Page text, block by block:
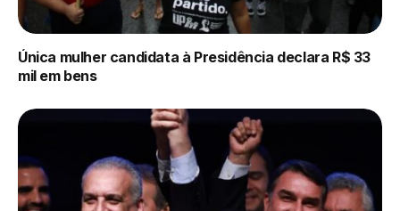
Única mulher candidata à Presidência declara R$ 33
mil em bens